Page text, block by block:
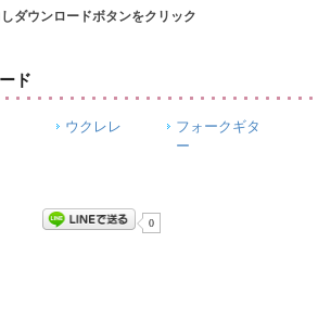
ダウンロードボタンをクリック
ド
ウクレレ
フォークギタ
ー
0